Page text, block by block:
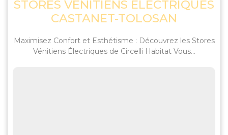
STORES VÉNITIENS ÉLECTRIQUES
CASTANET-TOLOSAN
Maximisez Confort et Esthétisme : Découvrez les Stores
Vénitiens Électriques de Circelli Habitat Vous...